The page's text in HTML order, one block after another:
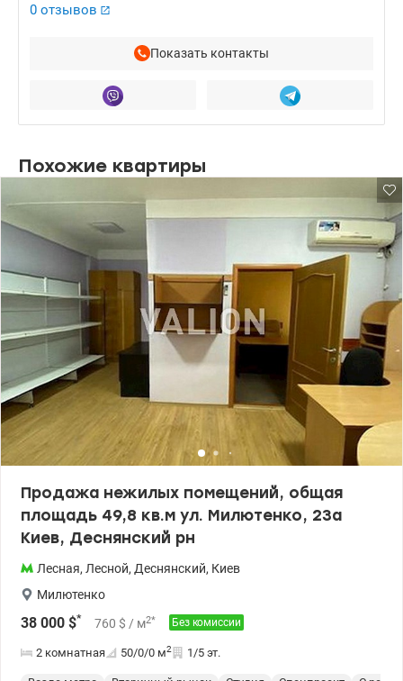
0 отзывов
Показать контакты
Похожие квартиры
Продажа нежилых помещений, общая
площадь 49,8 кв.м ул. Милютенко, 23а
Киев, Деснянский рн
Лесная, Лесной, Деснянский, Киев
Милютенко
38 000 $* 760 $ / м2* Без комиссии
2 комнатная 50/0/0 м2 1/5 эт.